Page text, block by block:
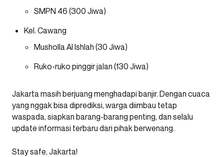
SMPN 46 (300 Jiwa)
Kel. Cawang
Musholla Al Ishlah (30 Jiwa)
Ruko-ruko pinggir jalan (130 Jiwa)
Jakarta masih berjuang menghadapi banjir. Dengan cuaca
yang nggak bisa diprediksi, warga diimbau tetap
waspada, siapkan barang-barang penting, dan selalu
update informasi terbaru dari pihak berwenang.
Stay safe, Jakarta!